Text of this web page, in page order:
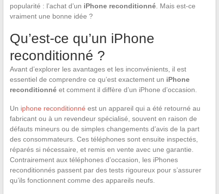
popularité : l’achat d’un iPhone reconditionné. Mais est-ce
vraiment une bonne idée ?
Qu’est-ce qu’un iPhone
reconditionné ?
Avant d’explorer les avantages et les inconvénients, il est
essentiel de comprendre ce qu’est exactement un iPhone
reconditionnéet comment il diffère d’un iPhone d’occasion.
Un iphone reconditionné est un appareil qui a été retourné au
fabricant ou à un revendeur spécialisé, souvent en raison de
défauts mineurs ou de simples changements d’avis de la part
des consommateurs. Ces téléphones sont ensuite inspectés,
réparés si nécessaire, et remis en vente avec une garantie.
Contrairement aux téléphones d’occasion, les iPhones
reconditionnés passent par des tests rigoureux pour s’assurer
qu’ils fonctionnent comme des appareils neufs.